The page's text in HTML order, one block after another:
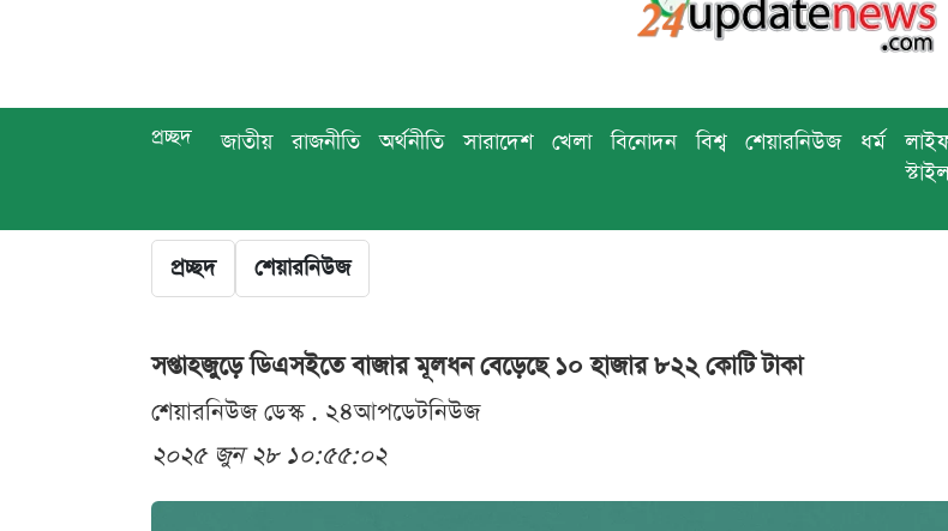
প্রচ্ছদ জাতীয় রাজনীতি অর্থনীতি সারাদেশ খেলা বিনোদন বিশ্ব শেয়ারনিউজ ধর্ম
প্রচ্ছদ শেয়ারনিউজ
সপ্তাহজুড়ে ডিএসইতে বাজার মূলধন বেড়েছে ১০ হাজার ৮২২ কোটি টাকা
শেয়ারনিউজ ডেস্ক . ২৪আপডেটনিউজ
২০২৫ জুন ২৮ ১০:৫৫:০২